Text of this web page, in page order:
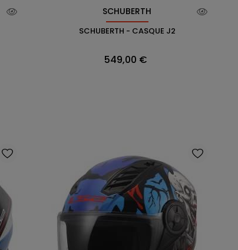
SCHUBERTH
SCHUBERTH - CASQUE J2
Prix
549,00 €